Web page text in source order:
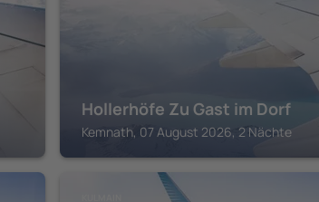
Hollerhöfe Zu Gast im Dorf
Kemnath, 07 August 2026, 2 Nächte